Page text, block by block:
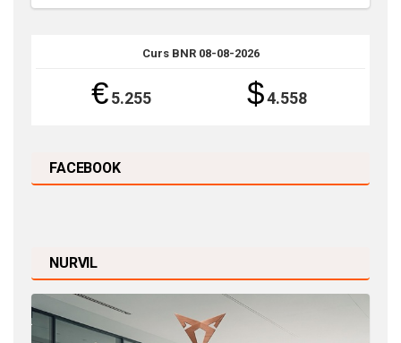
Curs BNR 08-08-2026
€5.255 $4.558
FACEBOOK
NURVIL